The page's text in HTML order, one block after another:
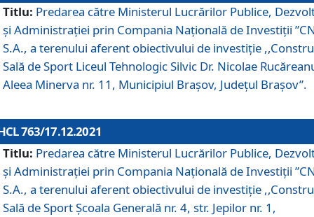
Titlu: Predarea către Ministerul Lucrărilor Publice,
și Administrației prin Compania Naţională de Investiţii
S.A., a terenului aferent obiectivului de investiţie
Sală de Sport Liceul Tehnologic Silvic Dr. Nicolae
Aleea Minerva nr. 11, Municipiul Brașov, Județul Brașov”.
763/17.12.2021
Titlu: Predarea către Ministerul Lucrărilor Publice,
și Administrației prin Compania Naţională de Investiţii
S.A., a terenului aferent obiectivului de investiție
Sală de Sport Școala Generală nr. 4, str. Jepilor nr. 1,